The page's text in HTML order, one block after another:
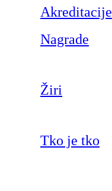
Akreditacije
Nagrade
Žiri
Tko je tko